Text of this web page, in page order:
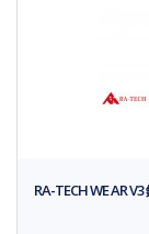
RA-TECH WE AR